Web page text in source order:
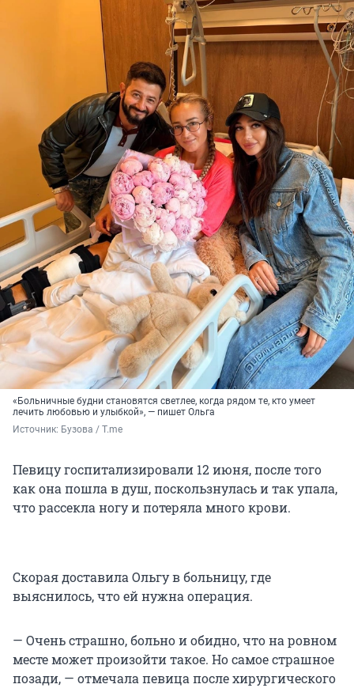
«Больничные будни становятся светлее, когда рядом те, кто умеет
лечить любовью и улыбкой», — пишет Ольга
Источник: Бузова / T.me
Певицу госпитализировали 12 июня, после того
как она пошла в душ, поскользнулась и так упала,
что рассекла ногу и потеряла много крови.
Скорая доставила Ольгу в больницу, где
выяснилось, что ей нужна операция.
— Очень страшно, больно и обидно, что на ровном
месте может произойти такое. Но самое страшное
позади, — отмечала певица после хирургического